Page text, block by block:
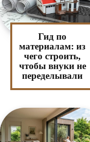
Гид по
материалам: из
чего строить,
чтобы внуки не
переделывали